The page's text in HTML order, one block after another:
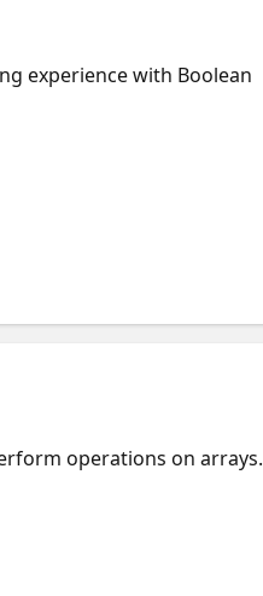
experience with Boolean
operations on arrays.